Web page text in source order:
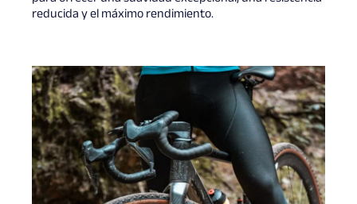
reducida y el máximo rendimiento.